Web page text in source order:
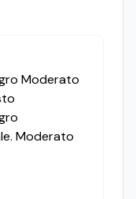
Moderato
Moderato